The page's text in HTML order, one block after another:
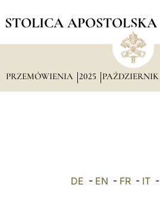
STOLICA APOSTOLSKA
PRZEMÓWIENIA 2025 PAŹDZIERNIK
DE - EN - FR- IT-